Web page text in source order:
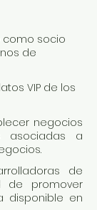
como socio
de
VIP de los
negocios
asociadas a
de
de promover
disponible en